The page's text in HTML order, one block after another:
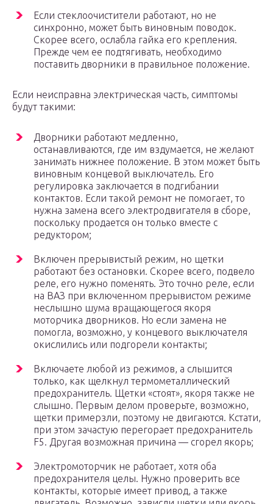
Если стеклоочистители работают, но не
синхронно, может быть виновным поводок.
Скорее всего, ослабла гайка его крепления.
Прежде чем ее подтягивать, необходимо
поставить дворники в правильное положение.
Если неисправна электрическая часть, симптомы
будут такими:
Дворники работают медленно,
останавливаются, где им вздумается, не желают
занимать нижнее положение. В этом может быть
виновным концевой выключатель. Его
регулировка заключается в подгибании
контактов. Если такой ремонт не помогает, то
нужна замена всего электродвигателя в сборе,
поскольку продается он только вместе с
редуктором;
Включен прерывистый режим, но щетки
работают без остановки. Скорее всего, подвело
реле, его нужно поменять. Это точно реле, если
на ВАЗ при включенном прерывистом режиме
неслышно шума вращающегося якоря
моторчика дворников. Но если замена не
помогла, возможно, у концевого выключателя
окислились или подгорели контакты;
Включаете любой из режимов, а слышится
только, как щелкнул термометаллический
предохранитель. Щетки «стоят», якоря также не
слышно. Первым делом проверьте, возможно,
щетки примерзли, поэтому не двигаются. Кстати,
при этом зачастую перегорает предохранитель
F5. Другая возможная причина — сгорел якорь;
Электромоторчик не работает, хотя оба
предохранителя целы. Нужно проверить все
контакты, которые имеет привод, а также